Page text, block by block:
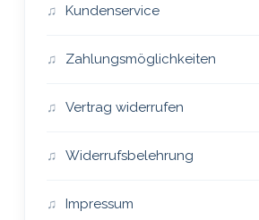
Kundenservice
Zahlungsmöglichkeiten
Vertrag widerrufen
Widerrufsbelehrung
Impressum